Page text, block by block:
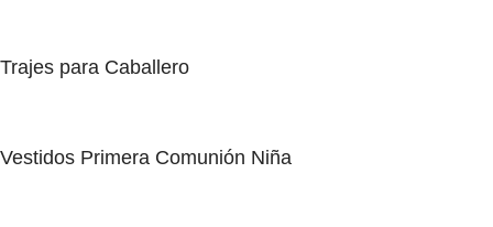
Trajes para Caballero
Vestidos Primera Comunión Niña